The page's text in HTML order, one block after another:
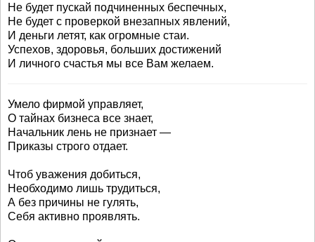
Не будет пускай подчиненных беспечных,
Не будет с проверкой внезапных явлений,
И деньги летят, как огромные стаи.
Успехов, здоровья, больших достижений
И личного счастья мы все Вам желаем.
Умело фирмой управляет,
О тайнах бизнеса все знает,
Начальник лень не признает —
Приказы строго отдает.
Чтоб уважения добиться,
Необходимо лишь трудиться,
А без причины не гулять,
Себя активно проявлять.